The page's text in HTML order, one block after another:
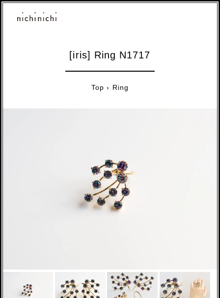
[iris] Ring N1717
Top › Ring